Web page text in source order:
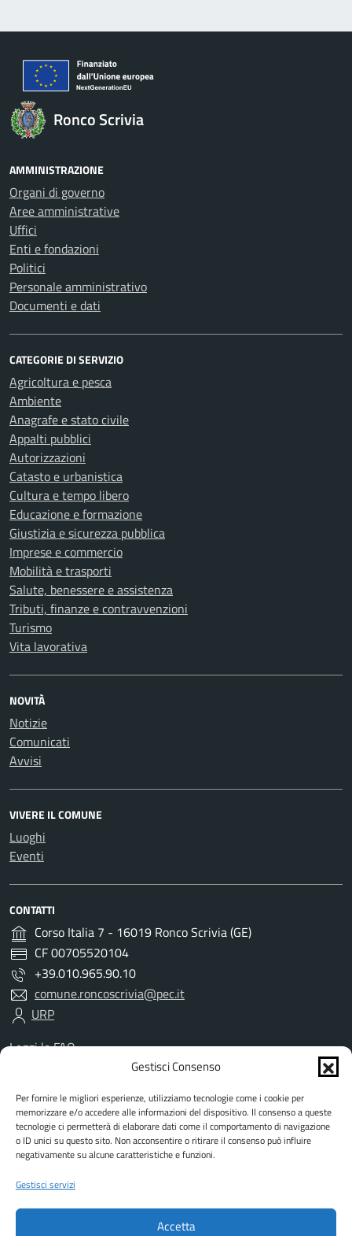
Gestisci Consenso
Per fornire le migliori esperienze, utilizziamo tecnologie come i cookie per
memorizzare e/o accedere alle informazioni del dispositivo. Il consenso a queste
tecnologie ci permetterà di elaborare dati come il comportamento di navigazione
o ID unici su questo sito. Non acconsentire o ritirare il consenso può influire
negativamente su alcune caratteristiche e funzioni.
Gestisci servizi
Accetta
Ronco Scrivia
AMMINISTRAZIONE
Organi di governo
Aree amministrative
Uffici
Enti e fondazioni
Politici
Personale amministrativo
Documenti e dati
CATEGORIE DI SERVIZIO
Agricoltura e pesca
Ambiente
Anagrafe e stato civile
Appalti pubblici
Autorizzazioni
Catasto e urbanistica
Cultura e tempo libero
Educazione e formazione
Giustizia e sicurezza pubblica
Imprese e commercio
Mobilità e trasporti
Salute, benessere e assistenza
Tributi, finanze e contravvenzioni
Turismo
Vita lavorativa
NOVITÀ
Notizie
Comunicati
Avvisi
VIVERE IL COMUNE
Luoghi
Eventi
CONTATTI
Corso Italia 7 - 16019 Ronco Scrivia (GE)
CF 00705520104
+39.010.965.90.10
comune.roncoscrivia@pec.it
URP
Leggi le FAQ
Prenotazione appuntamento
Richiesta assistenza
Amministrazione trasparente
Albo Pretorio
Informativa privacy
Informativa cookies
Dati DPO